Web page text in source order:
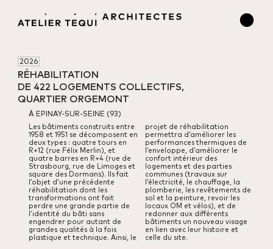
2026
RÉHABILITATION
DE 422 LOGEMENTS COLLECTIFS,
QUARTIER ORGEMONT
À EPINAY-SUR-SEINE (93)
Les bâtiments construits entre
1958 et 1951 se décomposent en
deux types : quatre tours en
R+12 (rue Félix Merlin), et
quatre barres en R+4 (rue de
Strasbourg, rue de Limoges et
square des Dormans). Ils fait
l’objet d’une précédente
réhabilitation dont les
transformations ont fait
perdre une grande partie de
l’identité du bâti sans
engendrer pour autant de
grandes qualités à la fois
plastique et technique. Ainsi, le
projet de réhabilitation
permettra d’améliorer les
performances thermiques de
l’enveloppe, d’améliorer le
confort intérieur des
logements et des parties
communes (travaux sur
l’électricité, le chauffage, la
plomberie, les revêtements de
sol et la peinture, revoir les
locaux OM et vélos), et de
redonner aux différents
bâtiments un nouveau visage
en lien avec leur histoire et
celle du site.